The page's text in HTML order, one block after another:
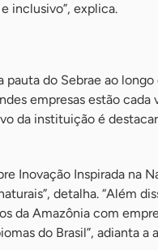
inclusivo”, explica.
do Sebrae ao
empresas estão cada
da instituição é
Inovação Inspirada na
detalha. “Além
da Amazônia com
do Brasil”, adianta a